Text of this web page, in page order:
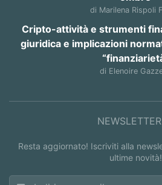
di Marilena Rispoli
Cripto-attività e strumenti
giuridica e implicazioni
di Elenoire
NEWSLETTER
Resta aggiornato! Iscriviti alla
ultime novità!